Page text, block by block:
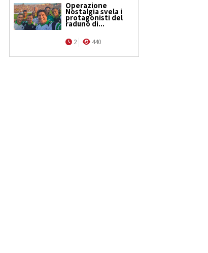
Operazione
Nostalgia svela i
protagonisti del
raduno di...
2 440